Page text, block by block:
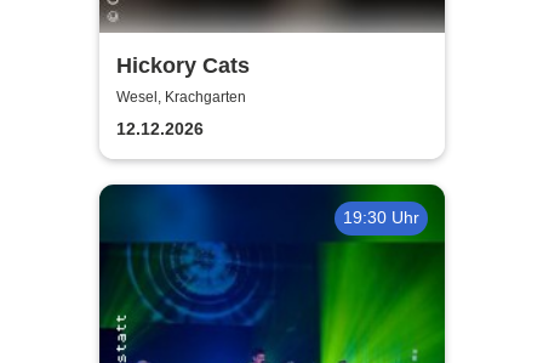
Hickory Cats
Wesel, Krachgarten
12.12.2026
19:30 Uhr